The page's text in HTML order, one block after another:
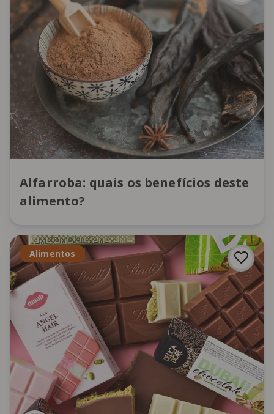
Alfarroba: quais os benefícios deste
alimento?
Alimentos